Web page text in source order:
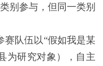
别参与，但同一类别
赛队伍以“假如我是某
为研究对象），自主